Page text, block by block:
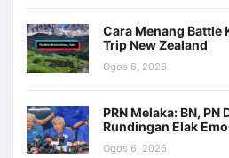
Cara Menang Battle
Trip New Zealand
Ogos 6, 2026
PRN Melaka: BN, PN
Rundingan Elak
Ogos 6, 2026